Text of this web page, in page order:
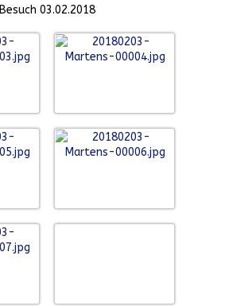
Besuch 03.02.2018